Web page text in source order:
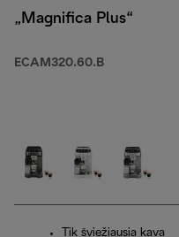
„Magnifica Plus“
ECAM320.60.B
Tik šviežiausia kava